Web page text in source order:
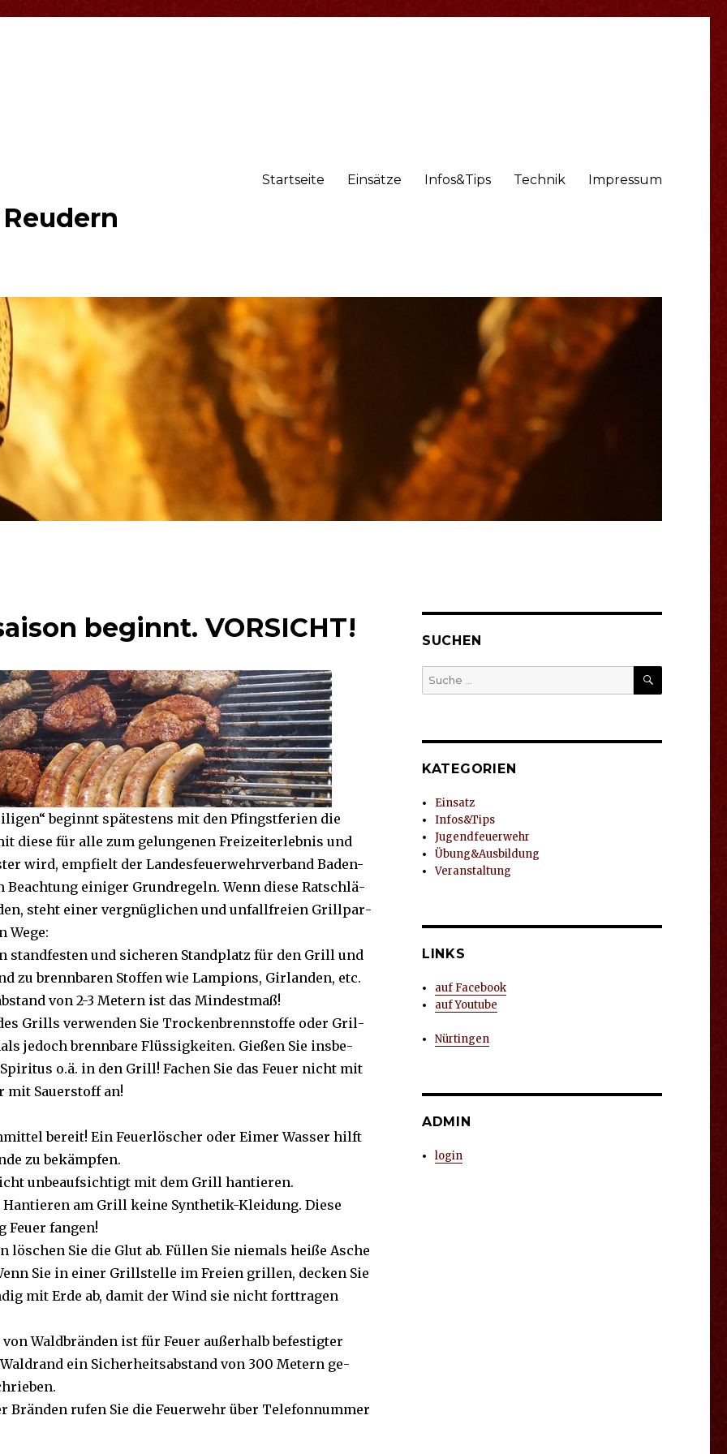
Startseite Einsätze Infos&Tips Technik Impressum
beginnt. VORSICHT!
be­ginnt spä­tes­tens mit den Pfingst­fe­ri­en die
die­se für al­le zum ge­lun­ge­nen Frei­zeit­er­leb­nis und
wird, emp­fielt der Lan­des­feu­er­wehr­ver­band Ba­den-
Be­ach­tung ei­ni­ger Grund­re­geln. Wenn die­se Rat­schlä­
steht ei­ner ver­gnüg­li­chen und un­fall­frei­en Grill­par­
We­ge:
stand­fes­ten und si­che­ren Stand­platz für den Grill und
zu brenn­ba­ren Stof­fen wie Lam­pi­ons, Gir­lan­den, etc.
von 2-3 Me­tern ist das Min­dest­maß!
Grills ver­wen­den Sie Tro­cken­brenn­stof­fe oder Gril­
je­doch brenn­ba­re Flüs­sig­kei­ten. Gie­ßen Sie ins­be­
o.ä. in den Grill! Fa­chen Sie das Feu­er nicht mit
mit Sau­er­stoff an!
be­reit! Ein Feu­er­lö­scher oder Ei­mer Was­ser hilft
zu be­kämp­fen.
un­be­auf­sich­tigt mit dem Grill han­tie­ren.
Han­tie­ren am Grill kei­ne Syn­the­tik-Klei­dung. Die­se
Feu­er fan­gen!
lö­schen Sie die Glut ab. Fül­len Sie nie­mals hei­ße Asche
Sie in ei­ner Grill­stel­le im Frei­en gril­len, de­cken Sie
mit Er­de ab, da­mit der Wind sie nicht fort­tra­gen
Wald­brän­den ist für Feu­er au­ßer­halb be­fes­tig­ter
ein Si­cher­heits­ab­stand von 300 Me­tern ge­
Brän­den ru­fen Sie die Feu­er­wehr über Te­le­fon­num­mer
SUCHEN
Suche
nach:
SUCHEN
KATEGORIEN
Einsatz
Infos&Tips
Jugendfeuerwehr
Übung&Ausbildung
Veranstaltung
LINKS
auf Facebook
auf Youtube
Nürtingen
ADMIN
login